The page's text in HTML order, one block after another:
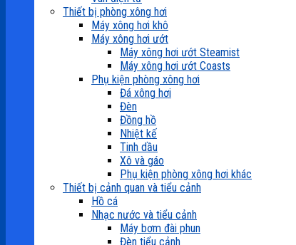
Thiết bị phòng xông hơi
Máy xông hơi khô
Máy xông hơi ướt
Máy xông hơi ướt Steamist
Máy xông hơi ướt Coasts
Phụ kiện phòng xông hơi
Đá xông hơi
Đèn
Đồng hồ
Nhiệt kế
Tinh dầu
Xô và gáo
Phụ kiện phòng xông hơi khác
Thiết bị cảnh quan và tiểu cảnh
Hồ cá
Nhạc nước và tiểu cảnh
Máy bơm đài phun
Đèn tiểu cảnh